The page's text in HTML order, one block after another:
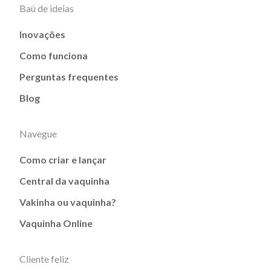
Baú de ideias
Inovações
Como funciona
Perguntas frequentes
Blog
Navegue
Como criar e lançar
Central da vaquinha
Vakinha ou vaquinha?
Vaquinha Online
Cliente feliz